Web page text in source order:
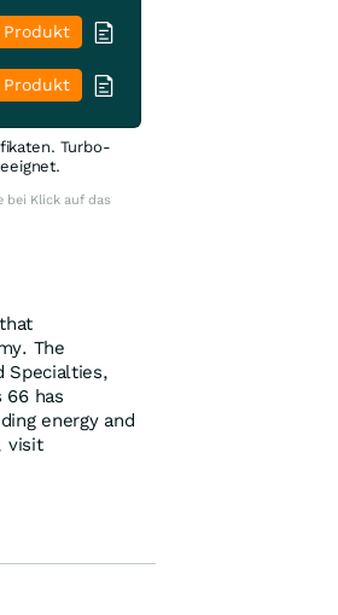
Produkt
Produkt
Turbo-
bei Klick auf das
The
Specialties,
66 has
energy and
visit